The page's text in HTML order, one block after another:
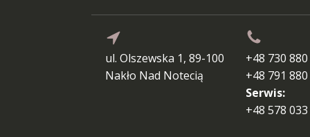
ul. Olszewska 1, 89-100
Nakło Nad Notecią
+48 730
+48 791
Serwis:
+48 578